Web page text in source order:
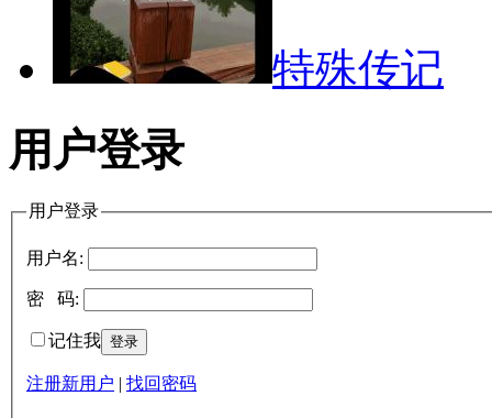
特殊传记
用户登录
用户登录
用户名:
密 码:
记住我
注册新用户 | 找回密码